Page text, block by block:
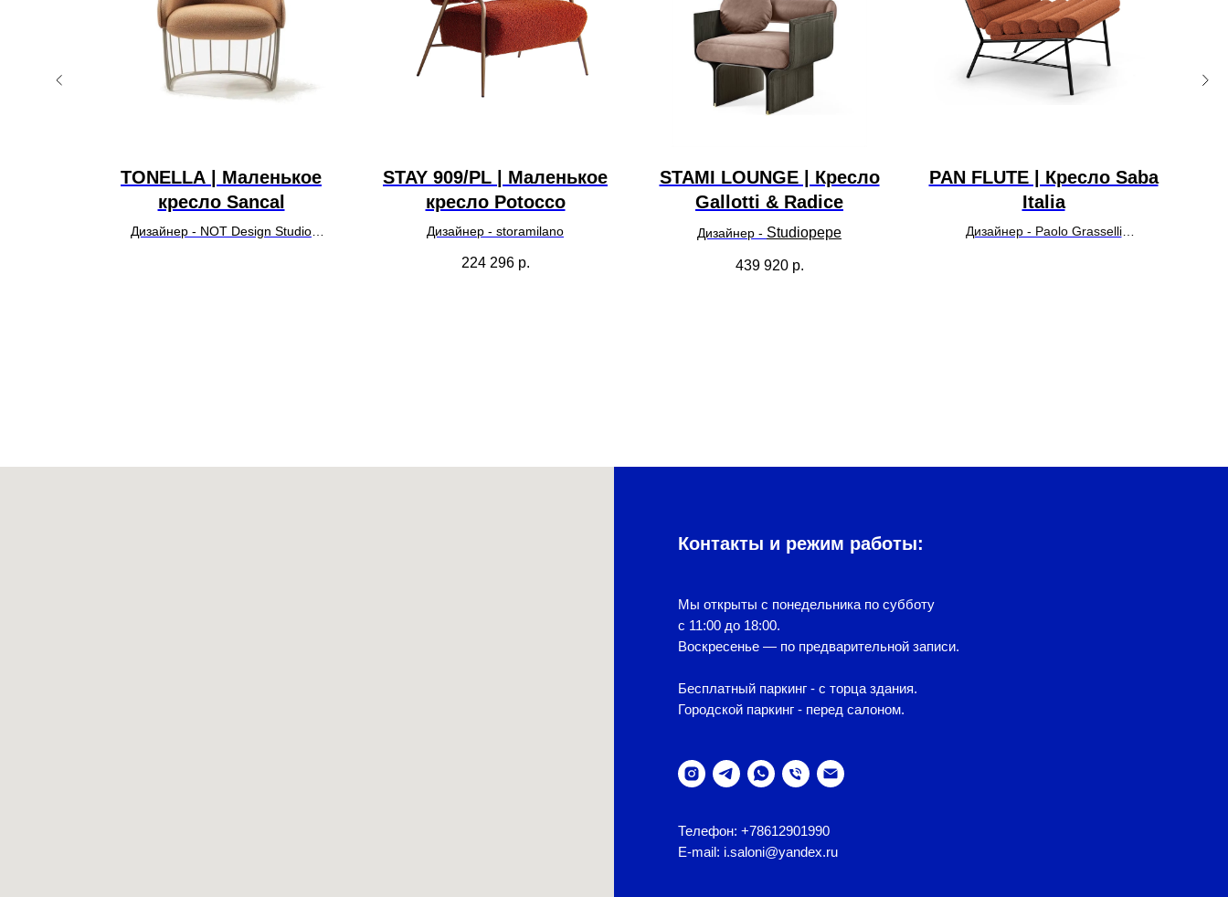
TONELLA | Маленькое
кресло Sancal
Дизайнер - NOT Design Studio
STAY 909/PL | Маленькое
кресло Potocco
Дизайнер - storamilano
224 296 р.
STAMI LOUNGE | Кресло
Gallotti & Radice
Дизайнер - Studiopepe
439 920 р.
PAN FLUTE | Кресло Saba
Italia
Дизайнер - Paolo Grasselli
Контакты и режим работы:
Мы открыты с понедельника по субботу
с 11:00 до 18:00.
Воскресенье — по предварительной записи.
Бесплатный паркинг - с торца здания.
Городской паркинг - перед салоном.
Телефон: +78612901990
E-mail: i.saloni@yandex.ru